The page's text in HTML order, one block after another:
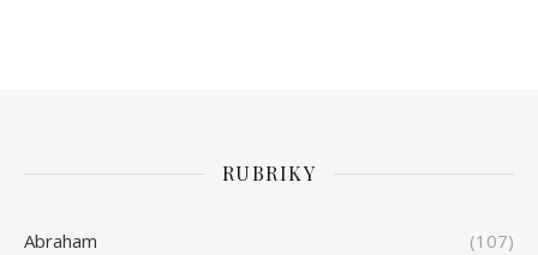
RUBRIKY
Abraham (107)